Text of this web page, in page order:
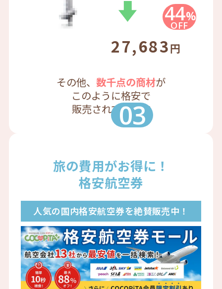
27,683円
44%
OFF
その他、 数千点の商材が
このように格安で
販売されています
03
旅の費用がお得に！
格安航空券
人気の国内格安航空券を絶賛販売中！